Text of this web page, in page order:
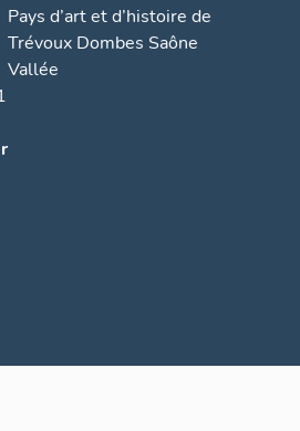
Pays d’art et d’histoire de
Trévoux Dombes Saône
Vallée